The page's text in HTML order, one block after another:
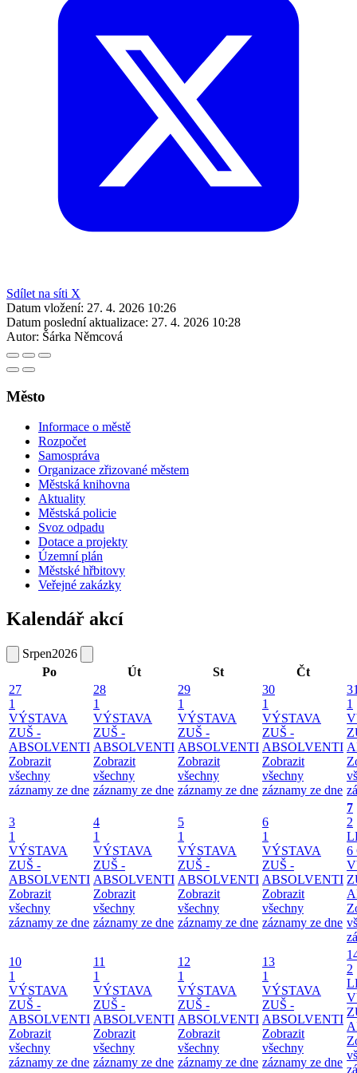
Sdílet na síti X
Datum vložení: 27. 4. 2026 10:26
Datum poslední aktualizace: 27. 4. 2026 10:28
Autor: Šárka Němcová
Město
Informace o městě
Rozpočet
Samospráva
Organizace zřizované městem
Městská knihovna
Aktuality
Městská policie
Svoz odpadu
Dotace a projekty
Územní plán
Městské hřbitovy
Veřejné zakázky
Kalendář akcí
Srpen2026
Po
Út St
Čt
27
1
VÝSTAVA
ZUŠ -
ABSOLVENTI
Zobrazit
všechny
záznamy ze dne
28
1
VÝSTAVA
ZUŠ -
ABSOLVENTI
Zobrazit
všechny
záznamy ze dne
29
1
VÝSTAVA
ZUŠ -
ABSOLVENTI
Zobrazit
všechny
záznamy ze dne
30
1
VÝSTAVA
ZUŠ -
ABSOLVENTI
Zobrazit
všechny
záznamy ze dne
1
3
1
VÝSTAVA
ZUŠ -
ABSOLVENTI
Zobrazit
všechny
záznamy ze dne
4
1
VÝSTAVA
ZUŠ -
ABSOLVENTI
Zobrazit
všechny
záznamy ze dne
5
1
VÝSTAVA
ZUŠ -
ABSOLVENTI
Zobrazit
všechny
záznamy ze dne
6
1
VÝSTAVA
ZUŠ -
ABSOLVENTI
Zobrazit
všechny
záznamy ze dne
7
2
6
10
1
VÝSTAVA
ZUŠ -
ABSOLVENTI
Zobrazit
všechny
záznamy ze dne
11
1
VÝSTAVA
ZUŠ -
ABSOLVENTI
Zobrazit
všechny
záznamy ze dne
12
1
VÝSTAVA
ZUŠ -
ABSOLVENTI
Zobrazit
všechny
záznamy ze dne
13
1
VÝSTAVA
ZUŠ -
ABSOLVENTI
Zobrazit
všechny
záznamy ze dne
2